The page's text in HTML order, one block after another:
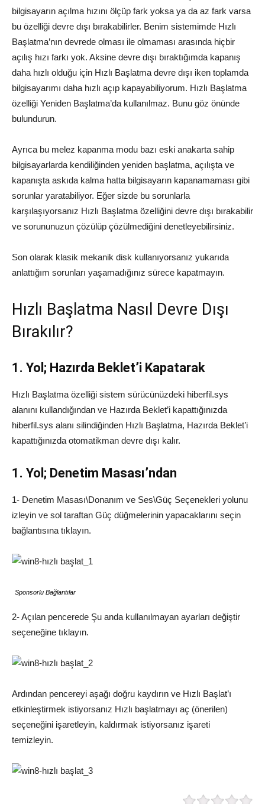
bilgisayarın açılma hızını ölçüp fark yoksa ya da az fark varsa
bu özelliği devre dışı bırakabilirler. Benim sistemimde Hızlı
Başlatma’nın devrede olması ile olmaması arasında hiçbir
açılış hızı farkı yok. Aksine devre dışı bıraktığımda kapanış
daha hızlı olduğu için Hızlı Başlatma devre dışı iken toplamda
bilgisayarımı daha hızlı açıp kapayabiliyorum. Hızlı Başlatma
özelliği Yeniden Başlatma’da kullanılmaz. Bunu göz önünde
bulundurun.
Ayrıca bu melez kapanma modu bazı eski anakarta sahip
bilgisayarlarda kendiliğinden yeniden başlatma, açılışta ve
kapanışta askıda kalma hatta bilgisayarın kapanamaması gibi
sorunlar yaratabiliyor. Eğer sizde bu sorunlarla
karşılaşıyorsanız Hızlı Başlatma özelliğini devre dışı bırakabilir
ve sorununuzun çözülüp çözülmediğini denetleyebilirsiniz.
Son olarak klasik mekanik disk kullanıyorsanız yukarıda
anlattığım sorunları yaşamadığınız sürece kapatmayın.
Hızlı Başlatma Nasıl Devre Dışı
Bırakılır?
1. Yol; Hazırda Beklet’i Kapatarak
Hızlı Başlatma özelliği sistem sürücünüzdeki hiberfil.sys
alanını kullandığından ve Hazırda Beklet’i kapattığınızda
hiberfil.sys alanı silindiğinden Hızlı Başlatma, Hazırda Beklet’i
kapattığınızda otomatikman devre dışı kalır.
1. Yol; Denetim Masası’ndan
1- Denetim Masası\Donanım ve Ses\Güç Seçenekleri yolunu
izleyin ve sol taraftan Güç düğmelerinin yapacaklarını seçin
bağlantısına tıklayın.
Sponsorlu Bağlantılar
2- Açılan pencerede Şu anda kullanılmayan ayarları değiştir
seçeneğine tıklayın.
Ardından pencereyi aşağı doğru kaydırın ve Hızlı Başlat’ı
etkinleştirmek istiyorsanız Hızlı başlatmayı aç (önerilen)
seçeneğini işaretleyin, kaldırmak istiyorsanız işareti
temizleyin.